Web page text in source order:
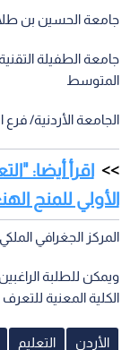
جامعة الحسين بن
جامعة الطفيلة
المتوسط
الجامعة الأردنية/ فرع
اقرأ أيضا:
الأولي للمنح الهنغارية
المركز الجغرافي
ويمكن للطلبة
الكلية المعنية
الأردن التعليم